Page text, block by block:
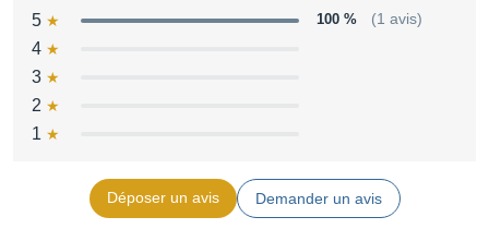
5 100 % (1 avis)
4
3
2
1
Déposer un avis Demander un avis